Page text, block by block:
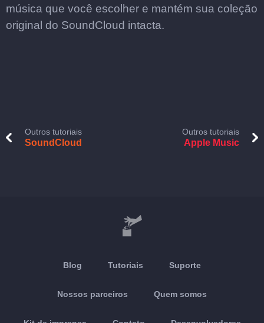
música que você escolher e mantém sua coleção
original do SoundCloud intacta.
Outros tutoriais
SoundCloud
Outros tutoriais
Apple Music
Blog Tutoriais Suporte
Nossos parceiros Quem somos